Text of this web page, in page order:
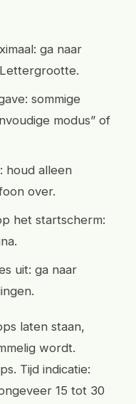
ga naar
sommige
modus” of
houd alleen
over.
het startscherm:
uit: ga naar
laten staan,
wordt.
Tijd indicatie:
15 tot 30